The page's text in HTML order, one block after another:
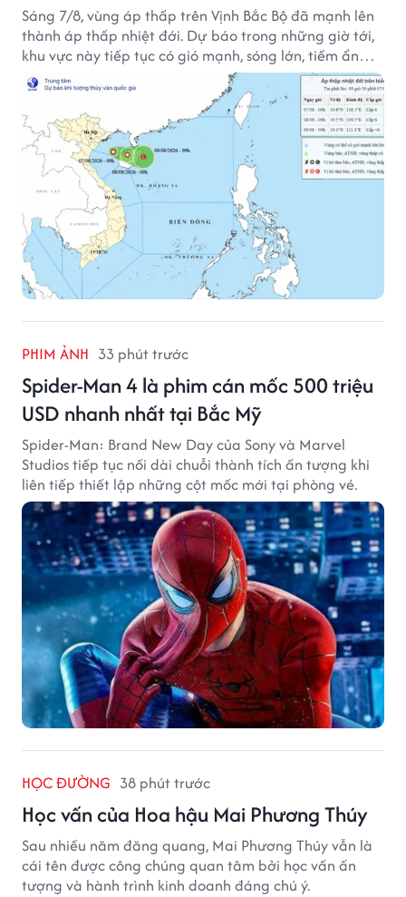
Sáng 7/8, vùng áp thấp trên Vịnh Bắc Bộ đã mạnh lên
thành áp thấp nhiệt đới. Dự báo trong những giờ tới,
khu vực này tiếp tục có gió mạnh, sóng lớn, tiềm ẩn
nhiều nguy cơ đối với hoạt động của tàu thuyền trên
biển.
PHIM ẢNH 33 phút trước
Spider-Man 4 là phim cán mốc 500 triệu
USD nhanh nhất tại Bắc Mỹ
Spider-Man: Brand New Day của Sony và Marvel
Studios tiếp tục nối dài chuỗi thành tích ấn tượng khi
liên tiếp thiết lập những cột mốc mới tại phòng vé.
HỌC ĐƯỜNG 38 phút trước
Học vấn của Hoa hậu Mai Phương Thúy
Sau nhiều năm đăng quang, Mai Phương Thúy vẫn là
cái tên được công chúng quan tâm bởi học vấn ấn
tượng và hành trình kinh doanh đáng chú ý.